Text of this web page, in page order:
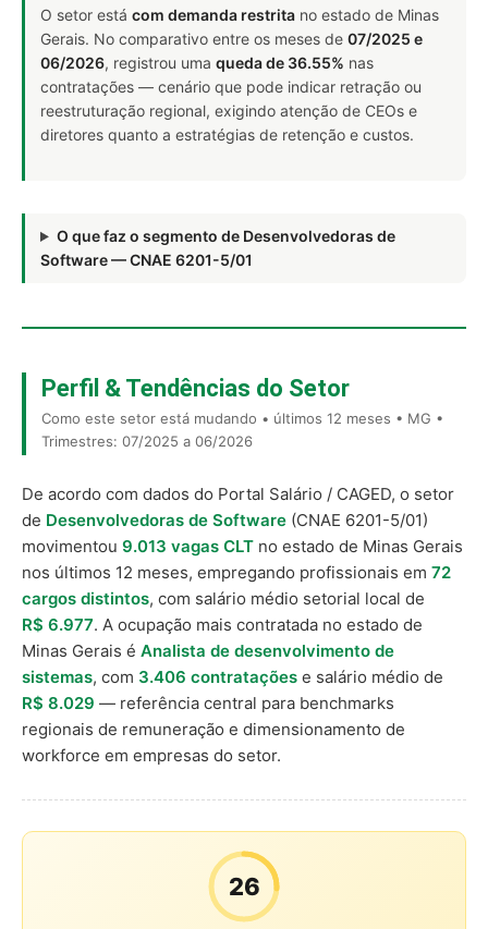
O setor está com demanda restrita no estado de Minas
Gerais. No comparativo entre os meses de 07/2025 e
06/2026, registrou uma queda de 36.55% nas
contratações — cenário que pode indicar retração ou
reestruturação regional, exigindo atenção de CEOs e
diretores quanto a estratégias de retenção e custos.
O que faz o segmento de Desenvolvedoras de
Software — CNAE 6201-5/01
Perfil & Tendências do Setor
Como este setor está mudando • últimos 12 meses • MG •
Trimestres: 07/2025 a 06/2026
De acordo com dados do Portal Salário / CAGED, o setor
de Desenvolvedoras de Software (CNAE 6201-5/01)
movimentou 9.013 vagas CLT no estado de Minas Gerais
nos últimos 12 meses, empregando profissionais em 72
cargos distintos, com salário médio setorial local de
R$ 6.977. A ocupação mais contratada no estado de
Minas Gerais é Analista de desenvolvimento de
sistemas, com 3.406 contratações e salário médio de
R$ 8.029 — referência central para benchmarks
regionais de remuneração e dimensionamento de
workforce em empresas do setor.
26